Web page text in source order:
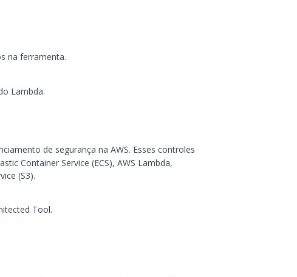
na ferramenta.
Lambda.
de segurança na AWS. Esses controles
Container Service (ECS), AWS Lambda,
(S3).
Tool.